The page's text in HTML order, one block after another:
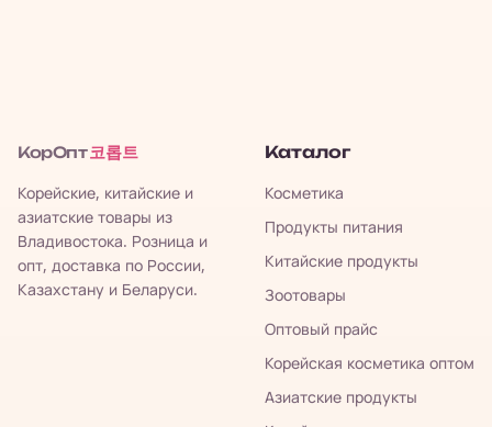
КорОпт 코롭트
Корейские, китайские и
азиатские товары из
Владивостока. Розница и
опт, доставка по России,
Казахстану и Беларуси.
Каталог
Косметика
Продукты питания
Китайские продукты
Зоотовары
Оптовый прайс
Корейская косметика оптом
Азиатские продукты